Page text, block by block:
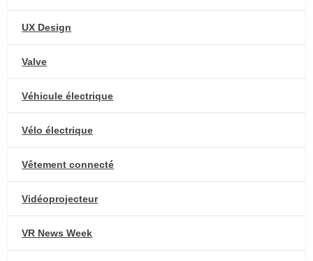
UX Design
Valve
Véhicule électrique
Vélo électrique
Vêtement connecté
Vidéoprojecteur
VR News Week